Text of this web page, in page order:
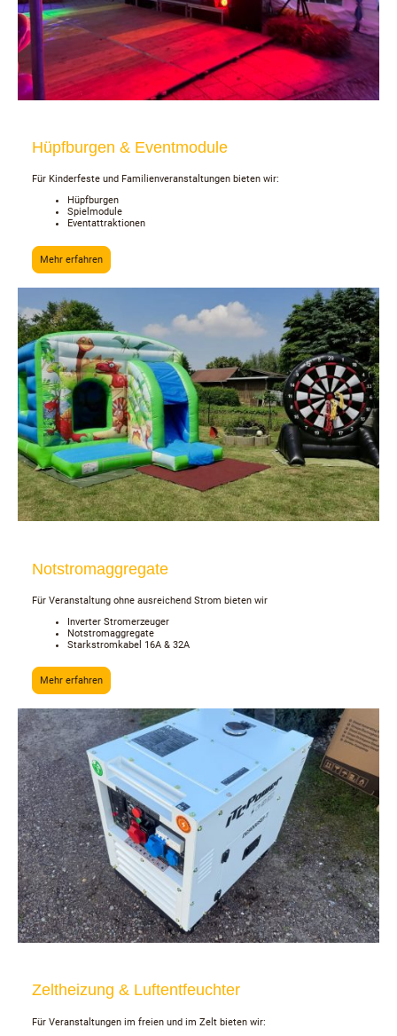
Hüpfburgen & Eventmodule
Für Kinderfeste und Familienveranstaltungen bieten wir:
Hüpfburgen
Spielmodule
Eventattraktionen
Mehr erfahren
Notstromaggregate
Für Veranstaltung ohne ausreichend Strom bieten wir
Inverter Stromerzeuger
Notstromaggregate
Starkstromkabel 16A & 32A
Mehr erfahren
Zeltheizung & Luftentfeuchter
Für Veranstaltungen im freien und im Zelt bieten wir: